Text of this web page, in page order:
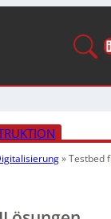
»Testbed